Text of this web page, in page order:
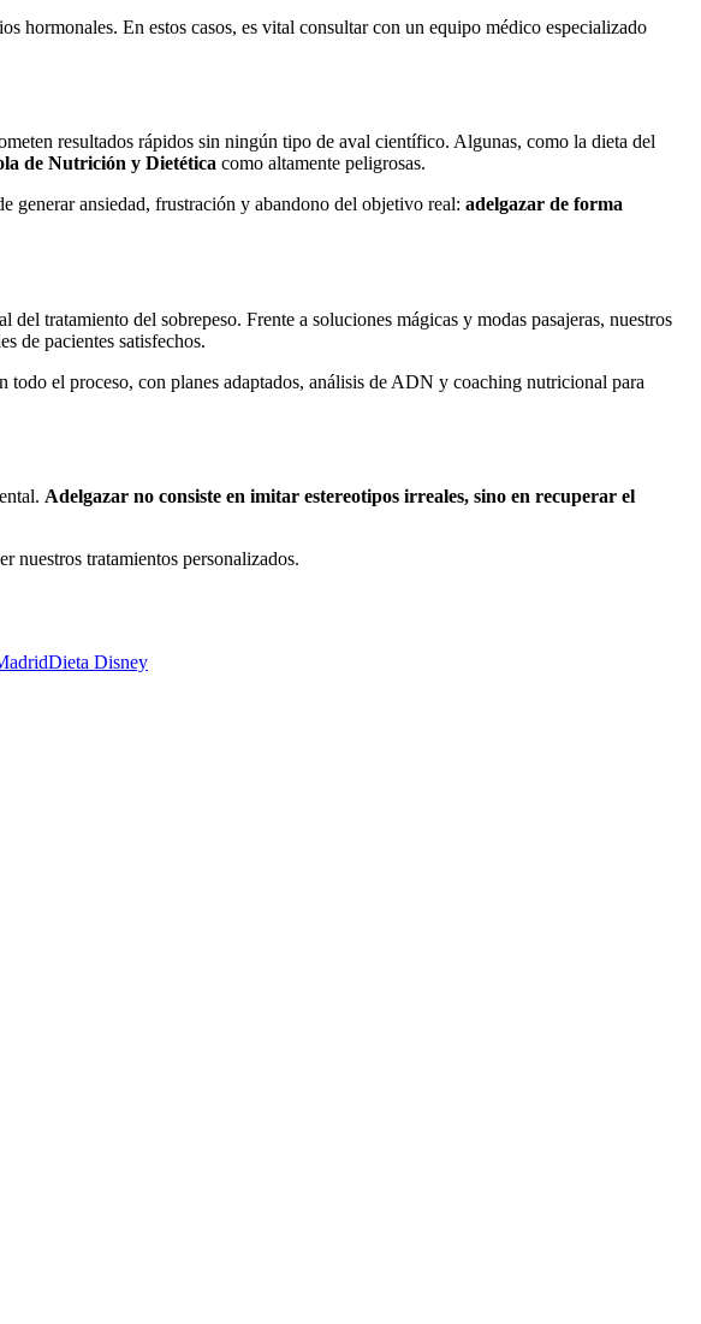
hormonales. En estos casos, es vital consultar con un equipo médico especializado
resultados rápidos sin ningún tipo de aval científico. Algunas, como la dieta del
de Nutrición y Dietética como altamente peligrosas.
generar ansiedad, frustración y abandono del objetivo real: adelgazar de forma
tratamiento del sobrepeso. Frente a soluciones mágicas y modas pasajeras, nuestros
de pacientes satisfechos.
todo el proceso, con planes adaptados, análisis de ADN y coaching nutricional para
Adelgazar no consiste en imitar estereotipos irreales, sino en recuperar el
nuestros tratamientos personalizados.
Dieta Disney